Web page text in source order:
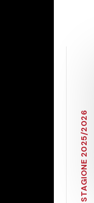
S
T
A
G
I
O
N
E
2
0
2
5
/
2
0
2
6